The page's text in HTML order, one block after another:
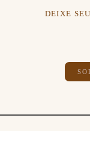
DEIXE